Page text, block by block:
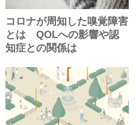
コロナが周知した嗅覚障害
とは QOLへの影響や認
知症との関係は